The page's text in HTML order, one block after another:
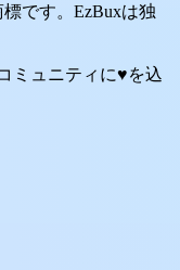
です。EzBuxは独
ミュニティに♥を込